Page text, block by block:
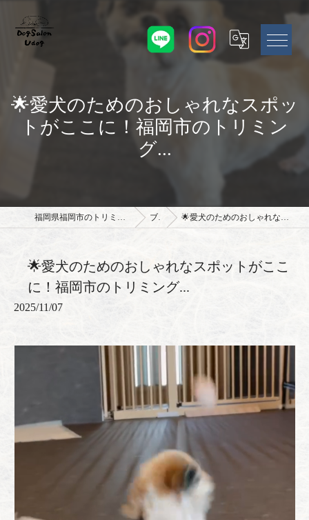
🌟愛犬のためのおしゃれなスポッ
トがここに！福岡市のトリミン
グ...
福岡県福岡市のトリミングサロンならドッグサロン Udog ブログ 🌟愛犬のためのおしゃれなスポットがここに！福岡市のトリミング...
🌟愛犬のためのおしゃれなスポットがここ
に！福岡市のトリミング...
2025/11/07